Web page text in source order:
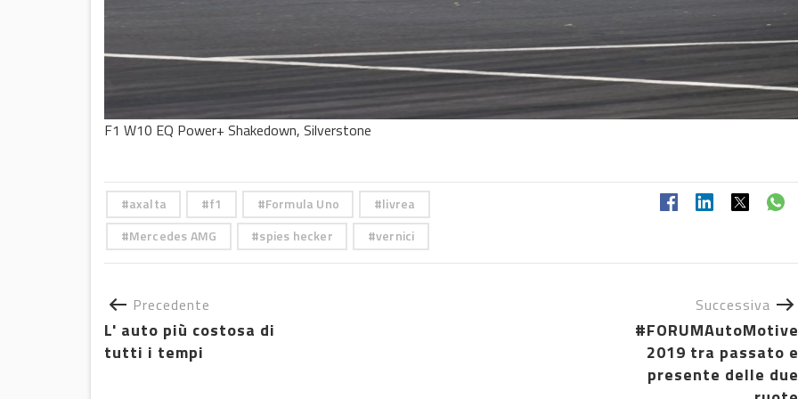
F1 W10 EQ Power+ Shakedown, Silverstone
axalta f1 Formula Uno
livrea
Mercedes AMG
spies hecker vernici
Precedente
L' auto più costosa di
tutti i tempi
Successiva
#FORUMAutoMotive
2019 tra passato e
presente delle due